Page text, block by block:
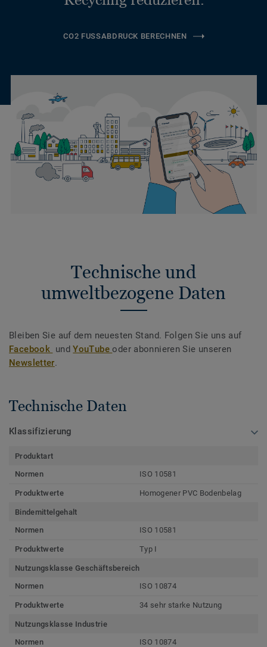
CO2 FUSSABDRUCK BERECHNEN
Technische und
umweltbezogene Daten
Bleiben Sie auf dem neuesten Stand. Folgen Sie uns auf
Facebook undYouTubeoder abonnieren Sie unseren
Newsletter.
Technische Daten
Klassifizierung
Produktart
Normen
ISO 10581
Produktwerte Homogener PVC Bodenbelag
Bindemittelgehalt
Normen
ISO 10581
Produktwerte Typ I
Nutzungsklasse Geschäftsbereich
Normen
ISO 10874
Produktwerte 34 sehr starke Nutzung
Nutzungsklasse Industrie
Normen
ISO 10874